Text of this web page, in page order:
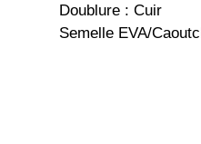
Doublure : Cuir
Semelle EVA/